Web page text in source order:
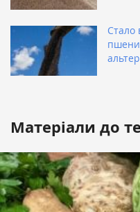
Стало
Матеріали до